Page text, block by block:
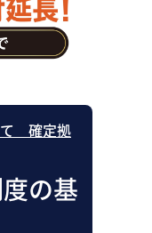
て 確定拠
の基